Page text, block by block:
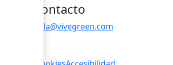
Contacto
hola@vivegreen.com